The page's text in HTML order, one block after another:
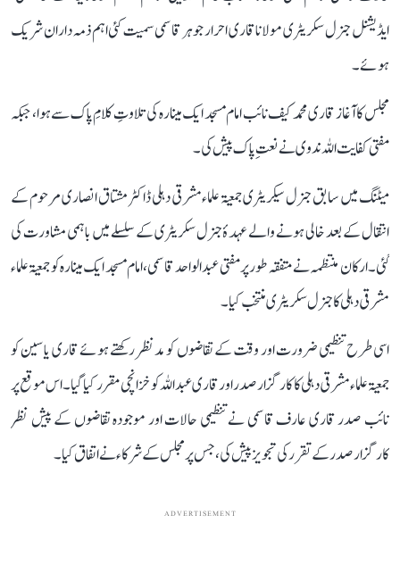
ایڈیشنل جنرل سکریٹری مولانا قاری احرار جوہر قاسمی سمیت کئی اہم ذمہ داران شریک
ہوئے ۔
مجلس کا آغاز قاری محمد کیف نائب امام مسجد ایک مینارہ کی تلاوتِ کلامِ پاک سے ہوا، جبکہ
مفتی کفایت اللہ ندوی نے نعتِ پاک پیش کی۔
میٹنگ میں سابق جنرل سیکریٹری جمعیۃ علماء مشرقی دہلی ڈاکٹر مشتاق انصاری مرحوم کے
انتقال کے بعد خالی ہونے والے عہدۂ جنرل سکریٹری کے سلسلے میں باہمی مشاورت کی
گئی۔ ارکان منتظمہ نے متفقہ طور پر مفتی عبد الواحد قاسمی، امام مسجد ایک مینارہ کو جمعیۃ علماء
مشرقی دہلی کا جنرل سکریٹری منتخب کیا۔
اسی طرح تنظیمی ضرورت اور وقت کے تقاضوں کو مدنظر رکھتے ہوئے قاری یاسین کو
جمعیۃ علماء مشرقی دہلی کا کارگزار صدر اور قاری عبد اللہ کو خزانچی مقرر کیا گیا۔ اس موقع پر
نائب صدر قاری عارف قاسمی نے تنظیمی حالات اور موجودہ تقاضوں کے پیش نظر
کارگزار صدر کے تقرر کی تجویز پیش کی، جس پر مجلس کے شرکاء نے اتفاق کیا۔
ADVERTISEMENT